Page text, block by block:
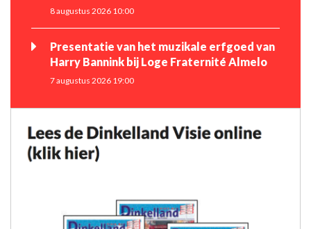
8 augustus 2026 10:00
Presentatie van het muzikale erfgoed van
Harry Bannink bij Loge Fraternité Almelo
7 augustus 2026 19:00